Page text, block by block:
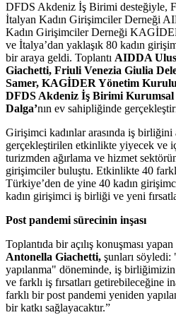
DFDS Akdeniz İş Birimi desteğiyle,
İtalyan Kadın Girişimciler Derneği
Kadın Girişimciler Derneği
ve İtalya’dan yaklaşık 80 kadın
bir araya geldi. Toplantı AIDDA
Giachetti, Friuli Venezia Giulia
Samer, KAGİDER Yönetim
DFDS Akdeniz İş Birimi
Dalga’nın ev sahipliğinde
Girişimci kadınlar arasında iş birliğini
gerçekleştirilen etkinlikte yiyecek ve
turizmden ağırlama ve hizmet
girişimciler buluştu. Etkinlikte 40
Türkiye’den de yine 40 kadın
kadın girişimci iş birliği ve yeni
Post pandemi sürecinin inşası
Toplantıda bir açılış konuşması yapan
Antonella Giachetti, şunları söyledi:
yapılanma" döneminde, iş birliğimizin
ve farklı iş fırsatları getirebileceğine
farklı bir post pandemi yeniden
bir katkı sağlayacaktır.”